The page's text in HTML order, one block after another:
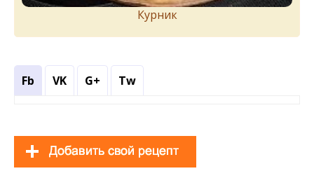
Курник
Fb VK G+ Tw